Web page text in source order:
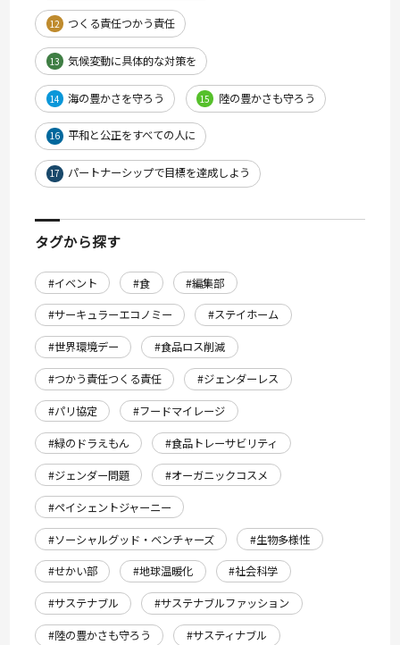
12 つくる責任つかう責任
13 気候変動に具体的な対策を
14 海の豊かさを守ろう 15 陸の豊かさも守ろう
16 平和と公正をすべての人に
17 パートナーシップで目標を達成しよう
タグから探す
#イベント #食
#編集部
#サーキュラーエコノミー
#ステイホーム
#世界環境デー
#食品ロス削減
#つかう責任つくる責任
#ジェンダーレス
#パリ協定
#フードマイレージ
#緑のドラえもん
#食品トレーサビリティ
#ジェンダー問題
#オーガニックコスメ
#ペイシェントジャーニー
#ソーシャルグッド・ベンチャーズ
#生物多様性
#せかい部
#地球温暖化
#社会科学
#サステナブル
#サステナブルファッション
#陸の豊かさも守ろう
#サスティナブル